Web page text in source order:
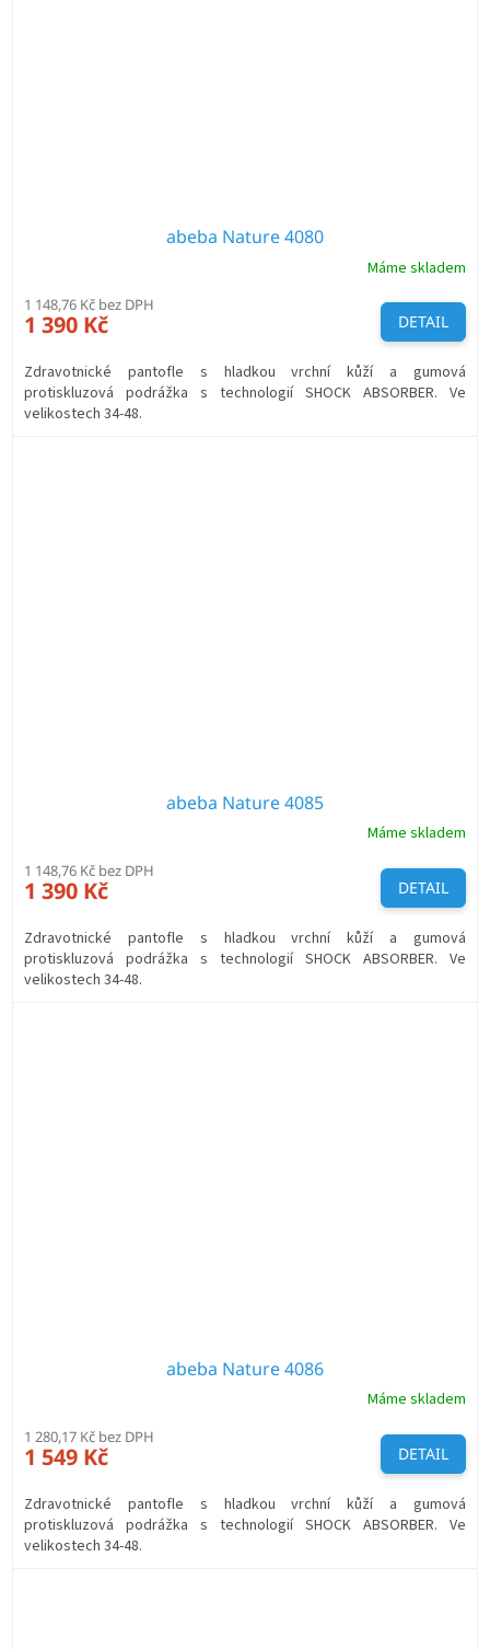
abeba Nature 4080
Máme skladem
1 148,76 Kč bez DPH
1 390 Kč DETAIL
Zdravotnické pantofle s hladkou vrchní kůží a gumová
protiskluzová podrážka s technologií SHOCK ABSORBER. Ve
velikostech 34-48.
abeba Nature 4085
Máme skladem
1 148,76 Kč bez DPH
1 390 Kč DETAIL
Zdravotnické pantofle s hladkou vrchní kůží a gumová
protiskluzová podrážka s technologií SHOCK ABSORBER. Ve
velikostech 34-48.
abeba Nature 4086
Máme skladem
1 280,17 Kč bez DPH
1 549 Kč DETAIL
Zdravotnické pantofle s hladkou vrchní kůží a gumová
protiskluzová podrážka s technologií SHOCK ABSORBER. Ve
velikostech 34-48.